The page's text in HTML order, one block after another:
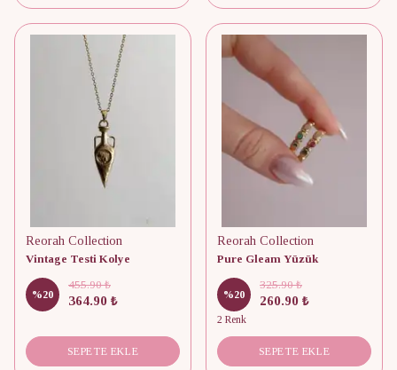
Reorah Collection
Vintage Testi Kolye
%20
455.90 ₺
364.90 ₺
SEPETE EKLE
Reorah Collection
Pure Gleam Yüzük
%20
325.90 ₺
260.90 ₺
2 Renk
SEPETE EKLE